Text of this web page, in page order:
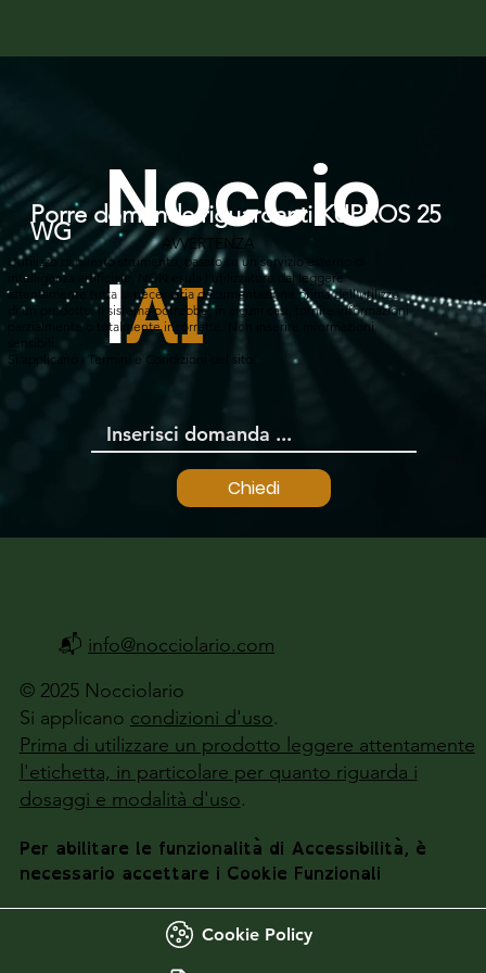
Chiedi
Noccio
lAI
Porre domande riguardanti KUPROS 25
WG AVVERTENZA
L'utilizzo di questo strumento, basato su un servizio esterno di
intelligenza artificiale, NON esula l'utilizzatore dal leggere
attentamente tutta la necessaria documentazione prima dell'utilizzo
di un prodotto. Il sistema potrebbe, in alcuni casi, fornire informazioni
parzialmente o totalmente incorrette. Non inserire informazioni
Si applicano i Termini e Condizioni del sito.
© 2025 Nocciolario
Si applicano condizioni d'uso.
Prima di utilizzare un prodotto leggere attentamente
l'etichetta, in particolare per quanto riguarda i
dosaggi e modalità d'uso.
Per abilitare le funzionalità di Accessibilità, è
necessario accettare i Cookie Funzionali
Cookie Policy
📬 info@nocciolario.com